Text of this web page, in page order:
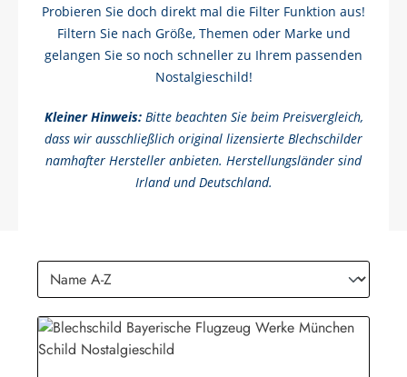
Probieren Sie doch direkt mal die Filter Funktion aus!
Filtern Sie nach Größe, Themen oder Marke und
gelangen Sie so noch schneller zu Ihrem passenden
Nostalgieschild!
Kleiner Hinweis:Bitte beachten Sie beim Preisvergleich,
dass wir ausschließlich original lizensierte Blechschilder
namhafter Hersteller anbieten. Herstellungsländer sind
Irland und Deutschland.